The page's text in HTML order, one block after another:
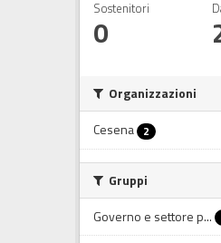
Sostenitori
0
Organizzazioni
Cesena 2
Gruppi
Governo e settore p...